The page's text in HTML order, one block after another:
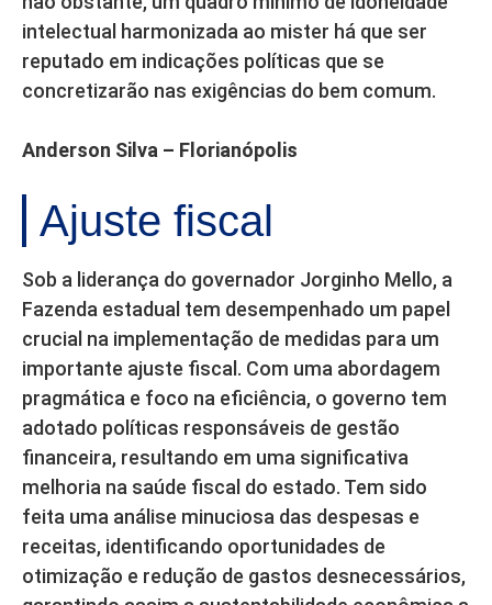
intelectual harmonizada ao mister há que ser
reputado em indicações políticas que se
concretizarão nas exigências do bem comum.
Anderson Silva – Florianópolis
Ajuste fiscal
Sob a liderança do governador Jorginho Mello, a
Fazenda estadual tem desempenhado um papel
crucial na implementação de medidas para um
importante ajuste fiscal. Com uma abordagem
pragmática e foco na eficiência, o governo tem
adotado políticas responsáveis de gestão
financeira, resultando em uma significativa
melhoria na saúde fiscal do estado. Tem sido
feita uma análise minuciosa das despesas e
receitas, identificando oportunidades de
otimização e redução de gastos desnecessários,